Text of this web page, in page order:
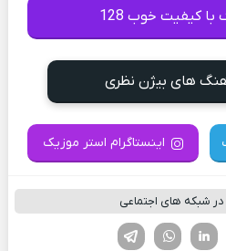
با کیفیت خوب 128
های بیژن نظری
اینستاگرام استر موزیک
در شبکه های اجتماعی
لینکدین تویتر
فیسوک